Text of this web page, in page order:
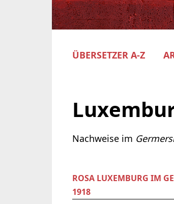
ÜBERSETZER A-Z
Nachweise im
ROSA LUXEMBURG IM
1918